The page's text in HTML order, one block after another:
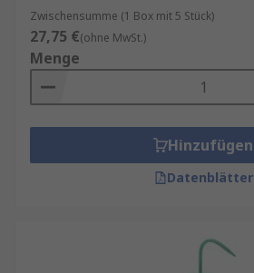
Zwischensumme (1 Box mit 5 Stück)
27,75 €(ohne MwSt.)
Menge
Hinzufügen
Datenblätter